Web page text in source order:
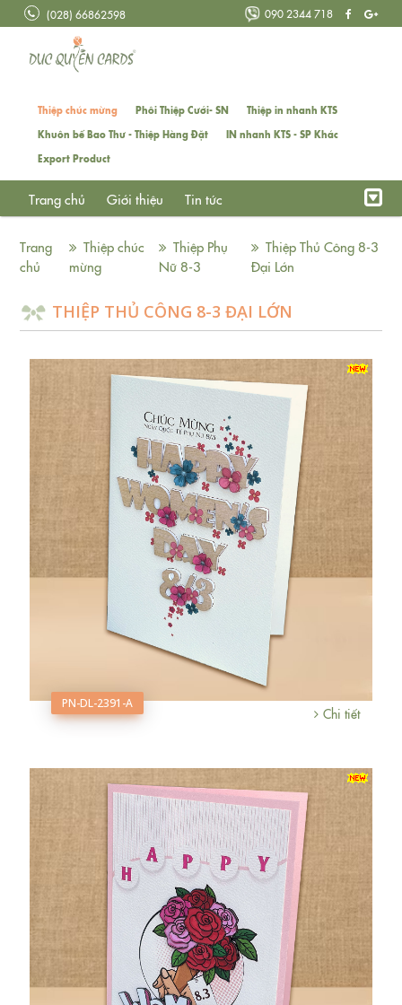
(028) 66862598 090 2344 718
Thiệp chúc mừng Phôi Thiệp Cưới- SN
Thiệp in nhanh KTS
Khuôn bế Bao Thư - Thiệp Hàng Đặt
IN nhanh KTS - SP Khác
Export Product
Trang chủ Giới thiệu Tin tức
Trang
chủ
Thiệp chúc
mừng
Thiệp Phụ
Nữ 8-3
Thiệp Thủ Công 8-3
Đại Lớn
THIỆP THỦ CÔNG 8-3 ĐẠI LỚN
PN-DL-2391-A
Chi tiết